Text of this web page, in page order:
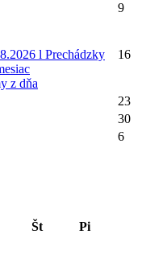
9
l Prechádzky
z dňa
16
23
30
6
Št Pi